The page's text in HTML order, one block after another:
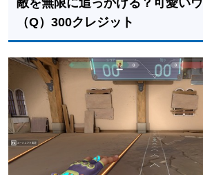
敵を無限に追っかける？可愛い
（Q）300クレジット